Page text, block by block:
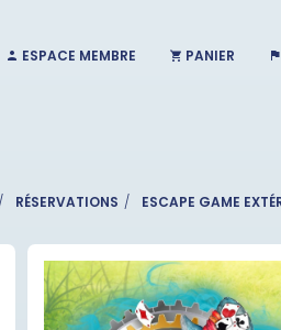
ESPACE MEMBRE PANIER
RÉSERVATIONS ESCAPE GAME